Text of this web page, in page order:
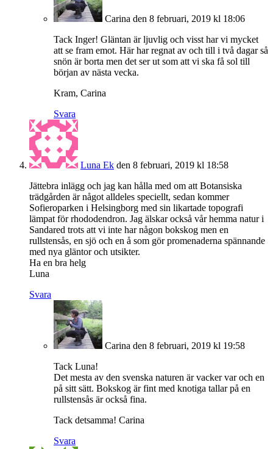
Carina den 8 februari, 2019 kl 18:06
Tack Inger! Gläntan är ljuvlig och visst har vi mycket
att se fram emot. Här har regnat av och till i två dagar så
snön är borta men det ser ut som att vi ska få sol till
början av nästa vecka.
Kram, Carina
Svara
Luna Ek den 8 februari, 2019 kl 18:58
Jättebra inlägg och jag kan hålla med om att Botansiska
trädgården är något alldeles speciellt, sedan kommer
Sofieroparken i Helsingborg med sin likartade topografi
lämpat för rhododendron. Jag älskar också vår hemma natur i
Sandared trots att vi inte har någon bokskog men en
rullstensås, en sjö och en å som gör promenaderna spännande
med nya gläntor och utsikter.
Ha en bra helg
Luna
Svara
Carina den 8 februari, 2019 kl 19:58
Tack Luna!
Det mesta av den svenska naturen är vacker var och en
på sitt sätt. Bokskog är fint med knotiga tallar på en
rullstensås är också fina.
Tack detsamma! Carina
Svara